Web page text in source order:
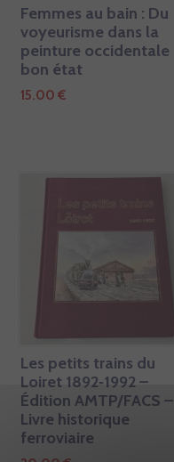
Femmes au bain : Du
voyeurisme dans la
peinture occidentale
bon état
15.00 €
Les petits trains du
Loiret 1892‑1992 –
Édition AMTP/FACS –
Livre historique
ferroviaire